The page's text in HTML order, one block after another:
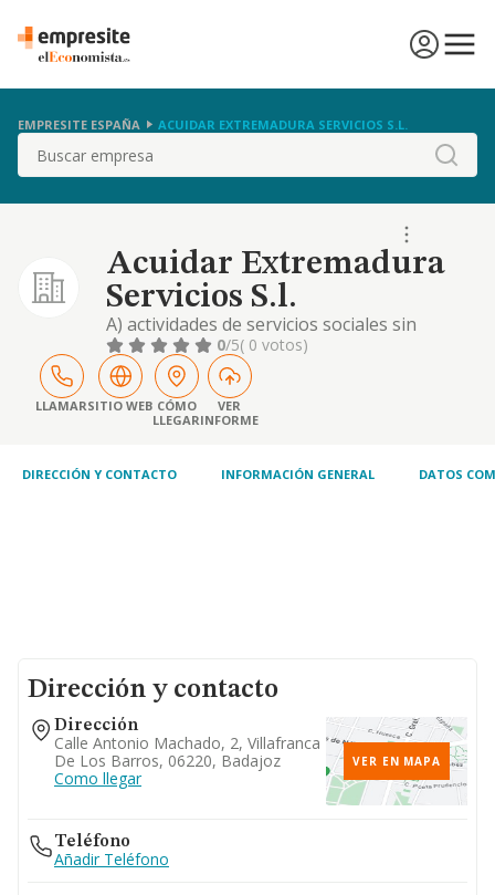
EMPRESITE ESPAÑA ACUIDAR EXTREMADURA SERVICIOS S.L.
Buscar
Acuidar Extremadura
Servicios S.l.
A) actividades de servicios sociales sin
alojamiento para personas mayores. b) el
servicio de ayuda a domicilio, limpieza,
acompañamiento y asistencia a per.sonas
mayores y/o dependientes. c) servicios de
limpieza de edificios y limpieza domiciliaria. d)
0/5( 0 votos)
LLAMARSITIO WEB CÓMO
LLEGAR
VER
INFORME
DIRECCIÓN Y CONTACTO INFORMACIÓN GENERAL DATOS
Dirección y contacto
Dirección
Calle Antonio Machado, 2, Villafranca
De Los Barros, 06220, Badajoz
Como llegar
VER EN MAPA
Teléfono
Añadir Teléfono